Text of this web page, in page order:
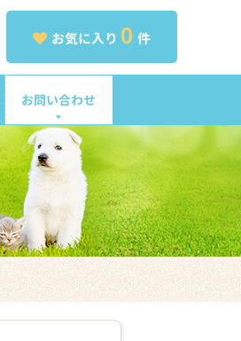
お気に入り 0 件
お問い合わせ